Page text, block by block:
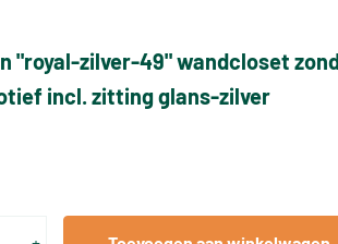
"royal-zilver-49" wandcloset
incl. zitting glans-zilver